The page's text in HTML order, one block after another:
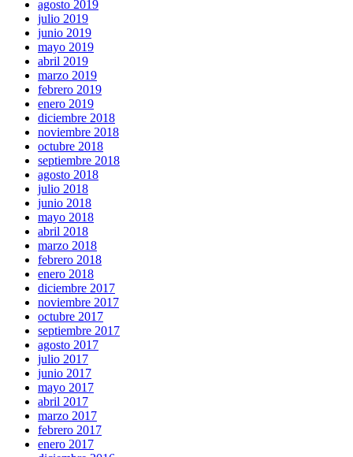
agosto 2019
julio 2019
junio 2019
mayo 2019
abril 2019
marzo 2019
febrero 2019
enero 2019
diciembre 2018
noviembre 2018
octubre 2018
septiembre 2018
agosto 2018
julio 2018
junio 2018
mayo 2018
abril 2018
marzo 2018
febrero 2018
enero 2018
diciembre 2017
noviembre 2017
octubre 2017
septiembre 2017
agosto 2017
julio 2017
junio 2017
mayo 2017
abril 2017
marzo 2017
febrero 2017
enero 2017